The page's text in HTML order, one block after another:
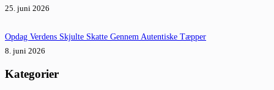
25. juni 2026
Opdag Verdens Skjulte Skatte Gennem Autentiske Tæpper
8. juni 2026
Kategorier